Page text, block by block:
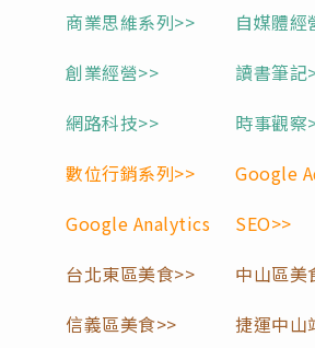
商業思維系列>>
自媒體經
創業經營>>
讀書筆記
網路科技>>
時事觀察
數位行銷系列>>
Google
Google Analytics
SEO>>
台北東區美食>>
中山區美
信義區美食>>
捷運中山